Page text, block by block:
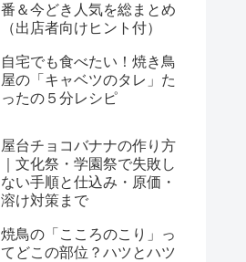
番＆今どき人気を総まとめ
（出店者向けヒント付）
自宅でも食べたい！焼き鳥
屋の「キャベツのタレ」た
ったの５分レシピ
屋台チョコバナナの作り方
｜文化祭・学園祭で失敗し
ない手順と仕込み・原価・
溶け対策まで
焼鳥の「こころのこり」っ
てどこの部位？ハツとハツ